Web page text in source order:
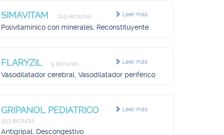
Leer más
SIMAVITAM 249 lecturas
Polivitamínico con minerales, Reconstituyente
Leer más
FLARYZIL 9 lecturas
Vasodilatador cerebral, Vasodilatador periférico
Leer más
GRIPANOL PEDIATRICO
993 lecturas
Antigripal, Descongestivo